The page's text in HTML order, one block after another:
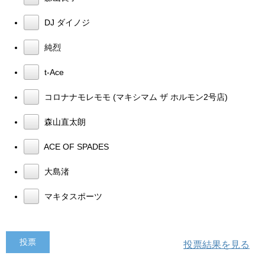
DJ ダイノジ
純烈
t-Ace
コロナナモレモモ (マキシマム ザ ホルモン2号店)
森山直太朗
ACE OF SPADES
大島渚
マキタスポーツ
投票結果を見る